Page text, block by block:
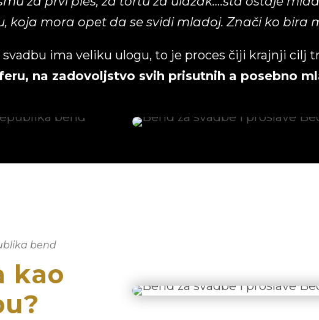
koja mora opet da se svidi mladoj. Znači ko bira
ima veliku ulogu, to je proces čiji krajnji cilj
na zadovoljstvo svih prisutnih a posebno
bend
kao